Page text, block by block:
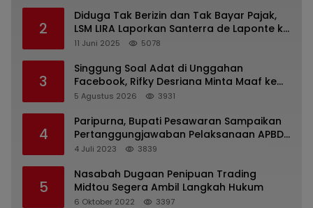
2
Diduga Tak Berizin dan Tak Bayar Pajak,
LSM LIRA Laporkan Santerra de Laponte ke
Kejaksaan Kota Batu
11 Juni 2025 5078
3
Singgung Soal Adat di Unggahan
Facebook, Rifky Desriana Minta Maaf ke
PDA dan Bupati Kubar
5 Agustus 2026 3931
4
Paripurna, Bupati Pesawaran Sampaikan
Pertanggungjawaban Pelaksanaan APBD
2022
4 Juli 2023 3839
5
Nasabah Dugaan Penipuan Trading
Midtou Segera Ambil Langkah Hukum
6 Oktober 2022 3397